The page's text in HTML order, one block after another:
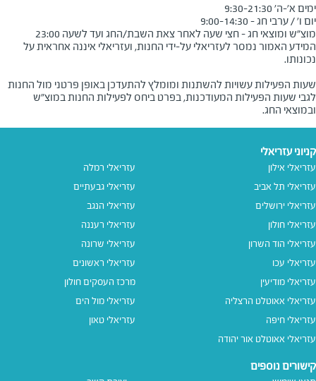
מוצ"ש ומוצאי חג - חצי שעה לאחר צאת השבת/החג ועד לשעה 23:00
המידע האמור נמסר לעזריאלי על-ידי החנות, ועזריאלי איננה אחראית על
שעות הפעילות עשויות להשתנות ומומלץ להתעדכן באופן פרטני מול החנות
לגבי שעות הפעילות המעודכנות, בפרט ביחס לפעילות החנות במוצ"ש
ובמוצאי החג.
קניוני עזריאלי
עזריאלי אילון
עזריאלי תל אביב
עזריאלי ירושלים
עזריאלי חולון
עזריאלי הוד השרון
עזריאלי עכו
עזריאלי מודיעין
עזריאלי אאוטלט הרצליה
עזריאלי חיפה
עזריאלי אאוטלט אור יהודה
עזריאלי רמלה
עזריאלי גבעתיים
עזריאלי הנגב
עזריאלי רעננה
עזריאלי שרונה
עזריאלי ראשונים
מרכז העסקים חולון
עזריאלי מול הים
עזריאלי טאון
קישורים נוספים